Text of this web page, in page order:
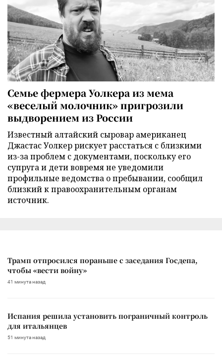
Семье фермера Уолкера из мема
«веселый молочник» пригрозили
выдворением из России
Известный алтайский сыровар американец
Джастас Уолкер рискует расстаться с близкими
из-за проблем с документами, поскольку его
супруга и дети вовремя не уведомили
профильные ведомства о пребывании, сообщил
близкий к правоохранительным органам
источник.
Трамп отпросился пораньше с заседания Госдепа,
чтобы «вести войну»
41 минута назад
Испания решила установить пограничный контроль
для итальянцев
51 минута назад